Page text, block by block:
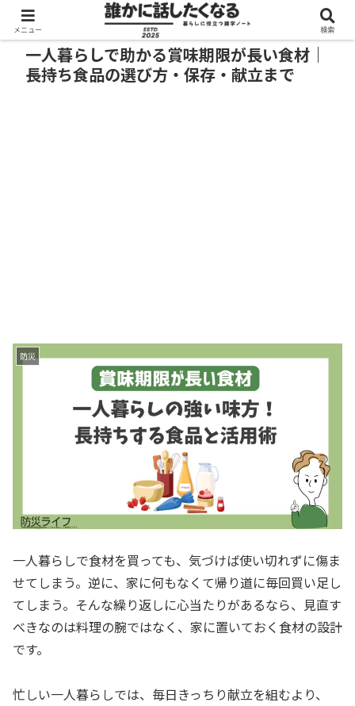
一人暮らしで助かる賞味期限が長い食材｜
長持ち食品の選び方・保存・献立まで
防災
一人暮らしで食材を買っても、気づけば使い切れずに傷ま
せてしまう。逆に、家に何もなくて帰り道に毎回買い足し
てしまう。そんな繰り返しに心当たりがあるなら、見直す
べきなのは料理の腕ではなく、家に置いておく食材の設計
です。
忙しい一人暮らしでは、毎日きっちり献立を組むより、
メニュー 検索